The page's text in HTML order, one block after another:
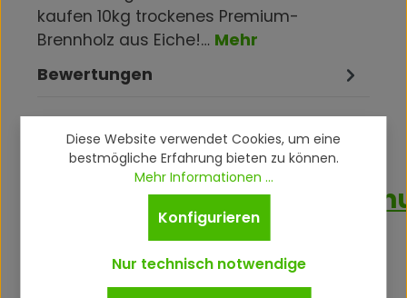
kaufen 10kg trockenes Premium-
Brennholz aus Eiche!… Mehr
Bewertungen
Diese Website verwendet Cookies, um eine
bestmögliche Erfahrung bieten zu können.
Mehr Informationen ...
Nur technisch notwendige
Konfigurieren